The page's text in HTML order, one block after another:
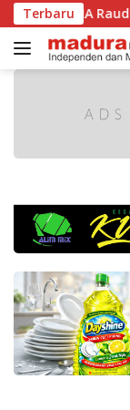
Langsung
ke
konten
Terbaru
RI, MA Raudlah